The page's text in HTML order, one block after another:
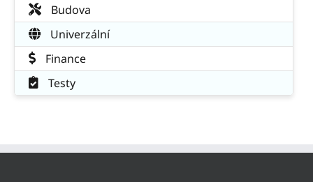
Budova
Univerzální
Finance
Testy